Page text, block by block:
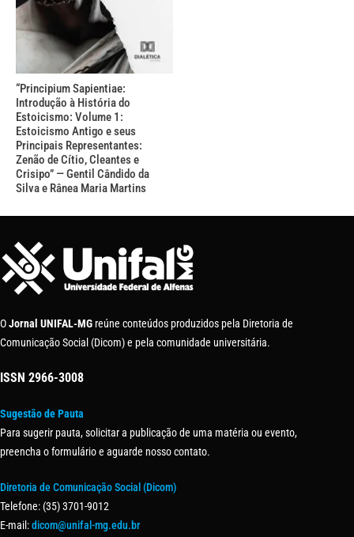
“Principium Sapientiae:
Introdução à História do
Estoicismo: Volume 1:
Estoicismo Antigo e seus
Principais Representantes:
Zenão de Cítio, Cleantes e
Crisipo” — Gentil Cândido da
Silva e Rânea Maria Martins
OJornal UNIFAL-MG reúne conteúdos produzidos pela Diretoria de
Comunicação Social (Dicom) e pela comunidade universitária.
ISSN 2966-3008
Sugestão de Pauta
Para sugerir pauta, solicitar a publicação de uma matéria ou evento,
preencha o formulário e aguarde nosso contato.
Diretoria de Comunicação Social (Dicom)
Telefone: (35) 3701-9012
E-mail:dicom@unifal-mg.edu.br